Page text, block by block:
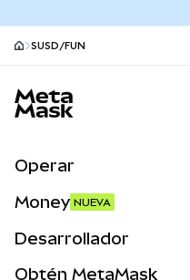
SUSD/FUN
Operar
Money NUEVA
Desarrollador
Obtén MetaMask